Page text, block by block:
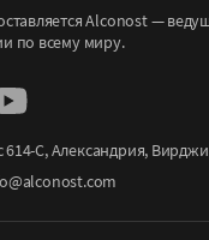
Alconost —
по всему миру.
614-С, Александрия,